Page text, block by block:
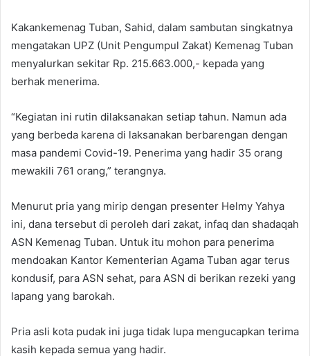
Kakankemenag Tuban, Sahid, dalam sambutan singkatnya
mengatakan UPZ (Unit Pengumpul Zakat) Kemenag Tuban
menyalurkan sekitar Rp. 215.663.000,- kepada yang
berhak menerima.
“Kegiatan ini rutin dilaksanakan setiap tahun. Namun ada
yang berbeda karena di laksanakan berbarengan dengan
masa pandemi Covid-19. Penerima yang hadir 35 orang
mewakili 761 orang,” terangnya.
Menurut pria yang mirip dengan presenter Helmy Yahya
ini, dana tersebut di peroleh dari zakat, infaq dan shadaqah
ASN Kemenag Tuban. Untuk itu mohon para penerima
mendoakan Kantor Kementerian Agama Tuban agar terus
kondusif, para ASN sehat, para ASN di berikan rezeki yang
lapang yang barokah.
Pria asli kota pudak ini juga tidak lupa mengucapkan terima
kasih kepada semua yang hadir.